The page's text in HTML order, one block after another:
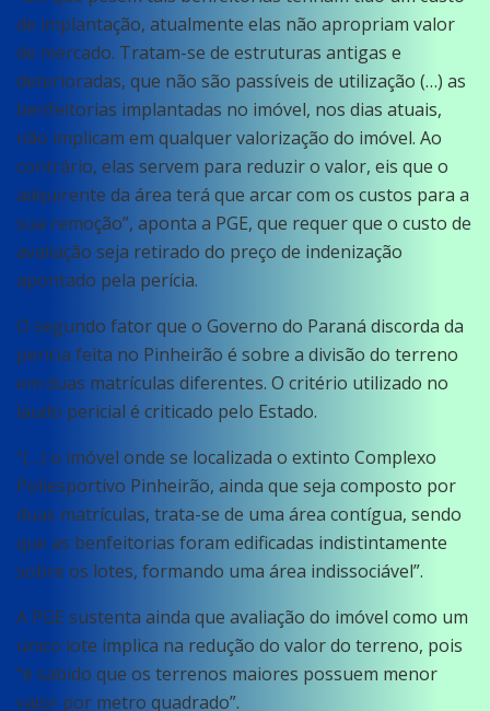
de implantação, atualmente elas não apropriam valor
de mercado. Tratam-se de estruturas antigas e
deterioradas, que não são passíveis de utilização (…) as
benfeitorias implantadas no imóvel, nos dias atuais,
não implicam em qualquer valorização do imóvel. Ao
contrário, elas servem para reduzir o valor, eis que o
adquirente da área terá que arcar com os custos para a
sua remoção”, aponta a PGE, que requer que o custo de
avaliação seja retirado do preço de indenização
apontado pela perícia.
O segundo fator que o Governo do Paraná discorda da
perícia feita no Pinheirão é sobre a divisão do terreno
em duas matrículas diferentes. O critério utilizado no
laudo pericial é criticado pelo Estado.
“(…) o imóvel onde se localizada o extinto Complexo
Poliesportivo Pinheirão, ainda que seja composto por
duas matrículas, trata-se de uma área contígua, sendo
que as benfeitorias foram edificadas indistintamente
sobre os lotes, formando uma área indissociável”.
A PGE sustenta ainda que avaliação do imóvel como um
único lote implica na redução do valor do terreno, pois
“é sabido que os terrenos maiores possuem menor
valor por metro quadrado”.